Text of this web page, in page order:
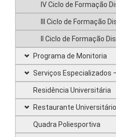
IV Ciclo de Formação
III Ciclo de Formação
II Ciclo de Formação
Programa de Monitoria
Serviços Especializados
Residência Universitária
Restaurante Universitário
Quadra Poliesportiva